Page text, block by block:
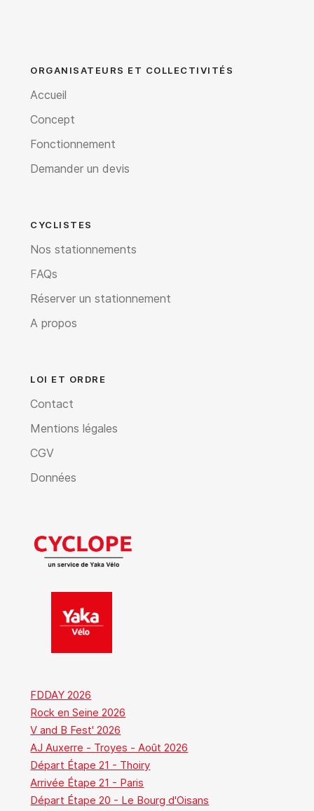
CYCLISTES
Nos stationnements
FAQs
Réserver un stationnement
A propos
LOI ET ORDRE
Contact
Mentions légales
CGV
Données
ORGANISATEURS ET COLLECTIVITÉS
Accueil
Concept
Fonctionnement
Demander un devis
FDDAY 2026
Rock en Seine 2026
V and B Fest' 2026
AJ Auxerre - Troyes - Août 2026
Départ Étape 21 - Thoiry
Arrivée Étape 21 - Paris
Départ Étape 20 - Le Bourg d'Oisans